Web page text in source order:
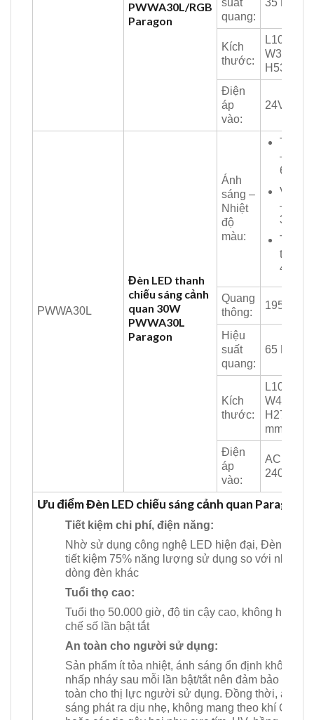
PWWA30L/RGB
Paragon
suất
quang:
35 Lm/W
Kích
thước:
L1000 x
W34 x
H53 mm
Điện
áp
vào:
24V
PWWA30L
Đèn LED thanh
chiếu sáng cảnh
quan 30W
PWWA30L
Paragon
Ánh
sáng –
Nhiệt
độ
màu:
Trắng
–
6500K
Vàng
–
3000K
Trung
tính –
4200K
Quang
thông:
1950 Lm
Hiệu
suất
quang:
65 Lm/W
Kích
thước:
L1000 x
W45 x
H27.5
mm
Điện
áp
vào:
AC 220-
240V
Ưu điểm Đèn LED chiếu sáng cảnh quan Paragon
Tiết kiệm chi phí, điện năng:
Nhờ sử dụng công nghệ LED hiện đại, Đèn giúp
tiết kiệm 75% năng lượng sử dụng so với những
dòng đèn khác
Tuổi thọ cao:
Tuổi thọ 50.000 giờ, độ tin cậy cao, không hạn
chế số lần bật tắt
An toàn cho người sử dụng:
Sản phẩm ít tỏa nhiệt, ánh sáng ổn định không bị
nhấp nháy sau mỗi lần bật/tắt nên đảm bảo an
toàn cho thị lực người sử dụng. Đồng thời, ánh
sáng phát ra dịu nhẹ, không mang theo khí CO2